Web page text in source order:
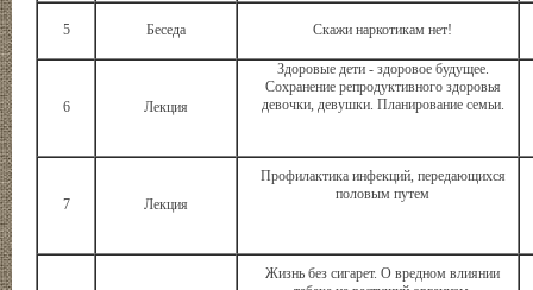
5 Беседа Скажи наркотикам нет!
6 Лекция
Здоровые дети - здоровое будущее.
Сохранение репродуктивного здоровья
девочки, девушки. Планирование семьи.
7 Лекция
Профилактика инфекций, передающихся
половым путем
Жизнь без сигарет. О вредном влиянии